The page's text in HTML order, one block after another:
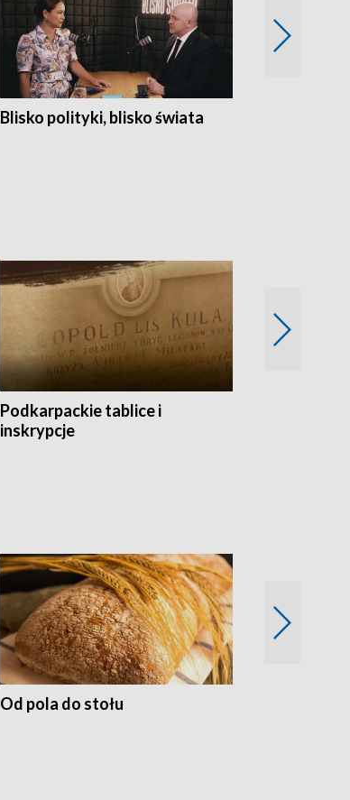
Blisko polityki, blisko świata
Podkarpackie tablice i
inskrypcje
Od pola do stołu